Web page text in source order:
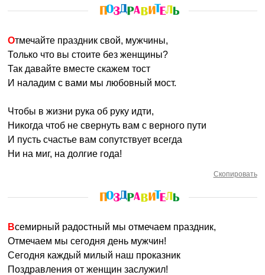
Отмечайте праздник свой, мужчины,
Только что вы стоите без женщины?
Так давайте вместе скажем тост
И наладим с вами мы любовный мост.
Чтобы в жизни рука об руку идти,
Никогда чтоб не свернуть вам с верного пути
И пусть счастье вам сопутствует всегда
Ни на миг, на долгие года!
Скопировать
Всемирный радостный мы отмечаем праздник,
Отмечаем мы сегодня день мужчин!
Сегодня каждый милый наш проказник
Поздравления от женщин заслужил!